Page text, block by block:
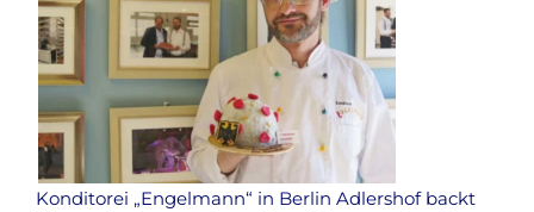
Konditorei „Engelmann“ in Berlin Adlershof backt